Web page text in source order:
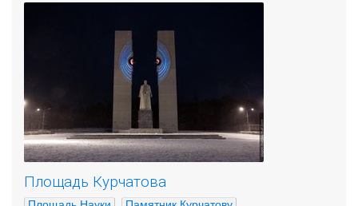
Площадь Курчатова